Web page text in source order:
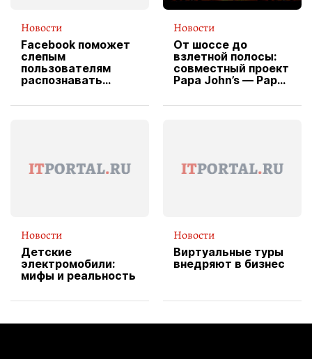
Новости
Facebook поможет
слепым
пользователям
распознавать
Новости
От шоссе до
взлетной полосы:
совместный проект
Papa John’s — Papa
вводит
Новости
Детские
электромобили:
мифы и реальность
Новости
Виртуальные туры
внедряют в бизнес